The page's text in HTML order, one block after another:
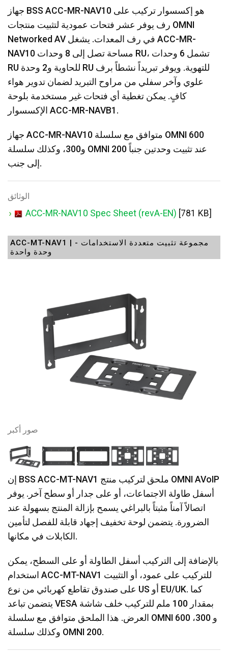
جهاز BSS ACC-MR-NAV10 هو إكسسوار تركيب على
رف يوفر عشر فتحات عمودية لتثبيت منتجات OMNI
Networked AV في رف المعدات. يشغل ACC-MR-
NAV10 مساحة تصل إلى 8 وحدات RU، تشمل 6 وحدات
RU للحاوية و2 وحدة RU للتهوية. ويوفر تبريداً نشطاً برف
علوي وآخر سفلي من مراوح التبريد لضمان تدوير هواء
كافٍ. يمكن تغطية أي فتحات غير مستخدمة بلوحة
الإكسسوار ACC-MR-NAVB1.
جهاز ACC-MR-NAV10 متوافق مع سلسلة OMNI 600
و300، وكذلك سلسلة OMNI 200 عند تثبيت وحدتين جنباً
إلى جنب.
الوثائق
ACC-MR-NAV10 Spec Sheet (revA-EN) [781 KB]
ACC-MT-NAV1 | مجموعة تثبيت متعددة الاستخدامات -
وحدة واحدة
صور أكبر
إن BSS ACC-MT-NAV1 ملحق لتركيب منتج OMNI AVoIP
أسفل طاولة الاجتماعات، أو على جدار أو سطح آخر. يوفر
اتصالاً آمناً مثبتاً بالبراغي يسمح بإزالة المنتج بسهولة عند
الضرورة. يتضمن لوحة تخفيف إجهاد قابلة للفصل لتأمين
الكابلات في مكانها.
بالإضافة إلى التركيب أسفل الطاولة أو على السطح، يمكن
استخدام ACC-MT-NAV1 للتركيب على عمود، أو التثبيت
على صندوق تقاطع كهربائي من نوع US أو EU/UK. كما
يتضمن تباعد VESA بمقدار 100 ملم للتركيب خلف شاشة
العرض. هذا الملحق متوافق مع سلسلة OMNI 600 و 300،
وكذلك سلسلة OMNI 200.